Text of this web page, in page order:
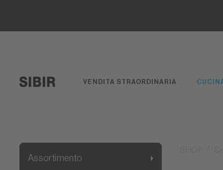
VENDITA STRAORDINARIA
Assortimento